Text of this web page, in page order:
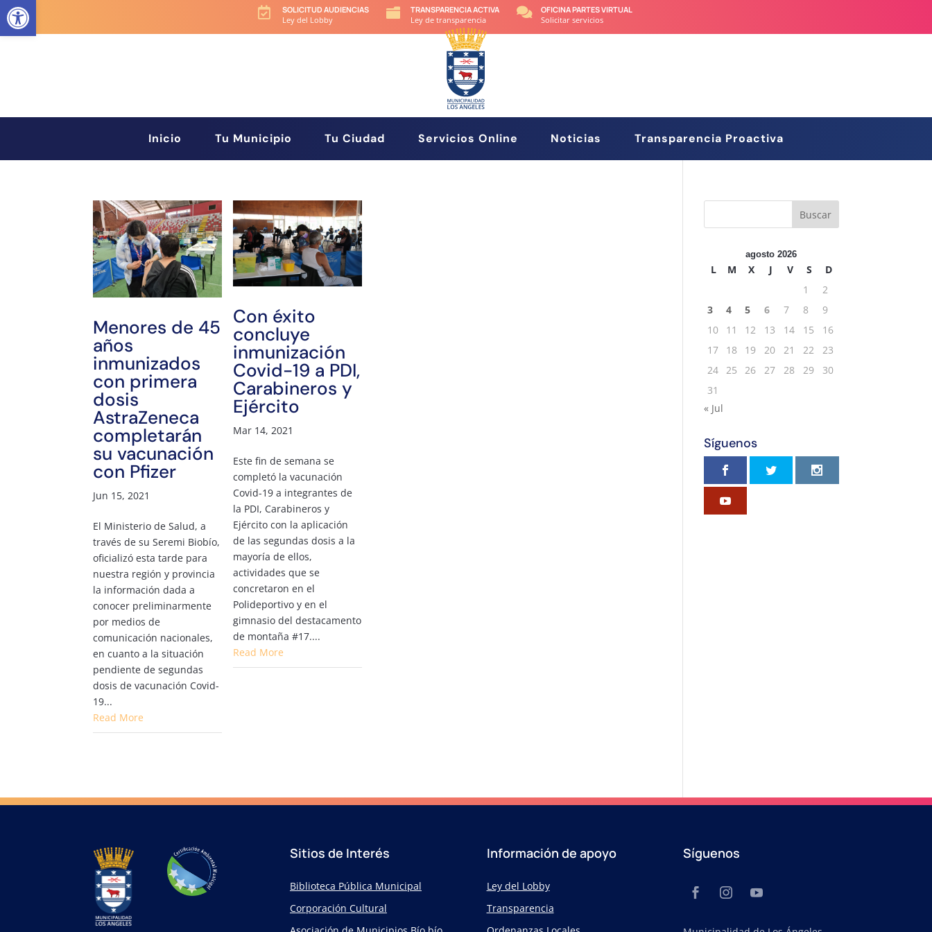

SOLICITUD AUDIENCIAS
Ley del Lobby

TRANSPARENCIA ACTIVA
Ley de transparencia

OFICINA PARTES VIRTUAL
Solicitar servicios
Inicio Tu Municipio Tu Ciudad Servicios Online Noticias Transparencia Proactiva
Menores de 45
años
inmunizados
con primera
dosis
AstraZeneca
completarán
su vacunación
con Pfizer
Jun 15, 2021
El Ministerio de Salud, a
través de su Seremi Biobío,
oficializó esta tarde para
nuestra región y provincia
la información dada a
conocer preliminarmente
por medios de
comunicación nacionales,
en cuanto a la situación
pendiente de segundas
dosis de vacunación Covid-
19...
Read More
Con éxito
concluye
inmunización
Covid-19 a PDI,
Carabineros y
Ejército
Mar 14, 2021
Este fin de semana se
completó la vacunación
Covid-19 a integrantes de
la PDI, Carabineros y
Ejército con la aplicación
de las segundas dosis a la
mayoría de ellos,
actividades que se
concretaron en el
Polideportivo y en el
gimnasio del destacamento
de montaña #17....
Read More
agosto 2026
L M X J V S
D
1
2
3
4 5 6 7 8
9
10
11 12 13 14 15
16
17
18 19 20 21 22
23
24 25 26 27 28 29
30
31
« Jul
Síguenos
Sitios de Interés
Biblioteca Pública Municipal
Corporación Cultural
Información de apoyo
Ley del Lobby
Transparencia
Síguenos